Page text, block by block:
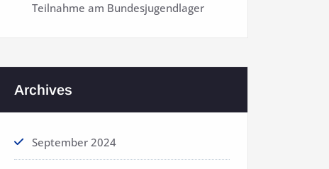
Teilnahme am Bundesjugendlager
Archives
September 2024